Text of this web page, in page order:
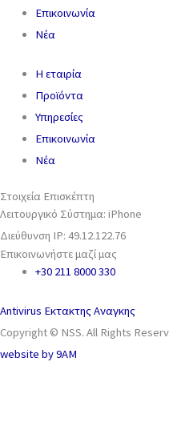
Επικοινωνία
Νέα
Η εταιρία
Προϊόντα
Υπηρεσίες
Επικοινωνία
Νέα
Στοιχεία Επισκέπτη
Λειτουργικό Σύστημα: iPhone
Διεύθυνση IP: 49.12.122.76
Επικοινωνήστε μαζί μας
+30 211 8000 330
Antivirus Εκτακτης Αναγκης
Copyright © NSS. All Rights
website by9AM